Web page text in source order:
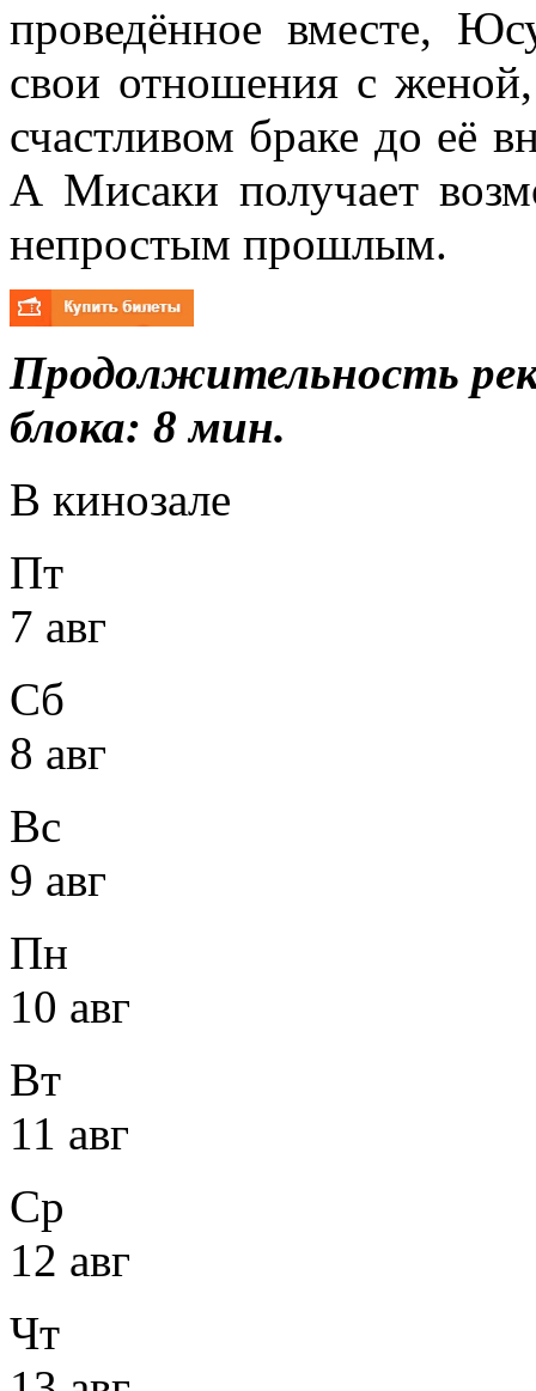
проведённое вместе,
свои отношения с
счастливом браке до её
А Мисаки получает
непростым прошлым.
Продолжительность
блока: 8 мин.
В кинозале
Пт
7 авг
Сб
8 авг
Вс
9 авг
Пн
10 авг
Вт
11 авг
Ср
12 авг
Чт